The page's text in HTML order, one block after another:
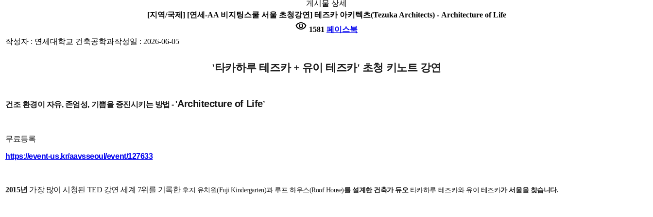
게시물 상세
[지역/국제] [연세-AA 비지팅스쿨 서울 초청강연] 테즈카 아키텍츠(Tezuka Architects) - Architecture of Life
visibility 1581 페이스북
작성자 : 연세대학교 건축공학과작성일 : 2026-06-05
'타카하루 테즈카 + 유이 테즈카' 초청 키노트 강연
건조 환경이 자유, 존엄성, 기쁨을 증진시키는 방법 -'Architecture of Life’
무료등록
https://event-us.kr/aavsseoul/event/127633
2015년 가장 많이 시청된 TED 강연 세계 7위 를 기록한 후지 유치원(Fuji Kindergarten)과 루프 하우스(Roof House)를 설계한 건축가 듀오 타카하루 테즈카와 유이 테즈카가 서울을 찾습니다.